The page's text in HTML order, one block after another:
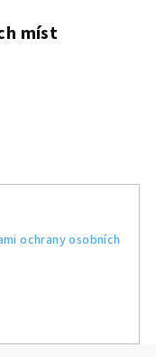
míst
ochrany osobních